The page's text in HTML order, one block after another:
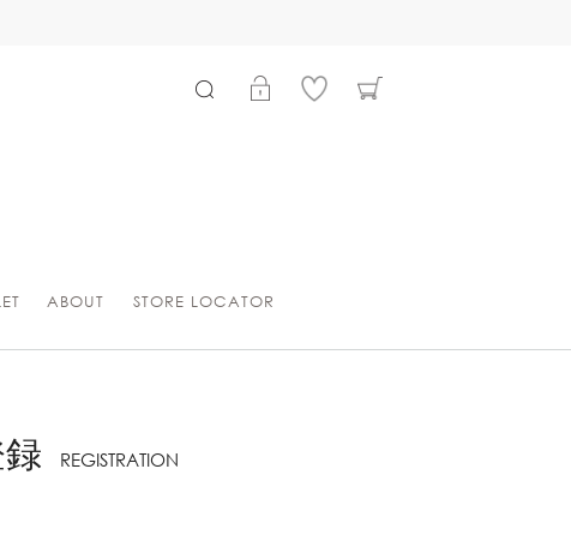
ABOUT STORE LOCATOR
REGISTRATION